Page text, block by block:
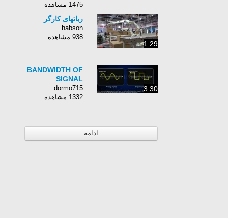
1475 مشاهده
1:29
رباتهای کارگر
habson
938 مشاهده
3:30
BANDWIDTH OF
SIGNAL
dormo715
1332 مشاهده
ادامه